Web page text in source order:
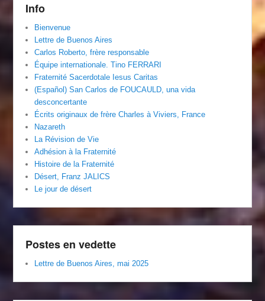
Info
Bienvenue
Lettre de Buenos Aires
Carlos Roberto, frère responsable
Équipe internationale. Tino FERRARI
Fraternité Sacerdotale Iesus Caritas
(Español) San Carlos de FOUCAULD, una vida
desconcertante
Écrits originaux de frère Charles à Viviers, France
Nazareth
La Révision de Vie
Adhésion à la Fraternité
Histoire de la Fraternité
Désert, Franz JALICS
Le jour de désert
Postes en vedette
Lettre de Buenos Aires, mai 2025